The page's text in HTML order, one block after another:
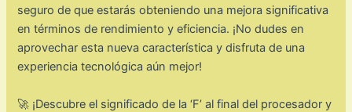
seguro de que estarás obteniendo una mejora significativa
en términos de rendimiento y eficiencia. ¡No dudes en
aprovechar esta nueva característica y disfruta de una
experiencia tecnológica aún mejor!
🚀 ¡Descubre el significado de la ‘F’ al final del procesador y